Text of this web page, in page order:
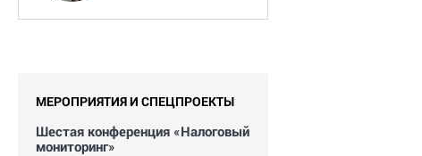
МЕРОПРИЯТИЯ И СПЕЦПРОЕКТЫ
Шестая конференция «Налоговый
мониторинг»